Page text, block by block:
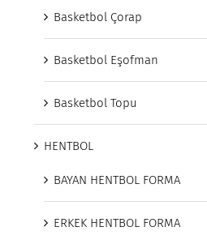
Basketbol Çorap
Basketbol Eşofman
Basketbol Topu
HENTBOL
BAYAN HENTBOL FORMA
ERKEK HENTBOL FORMA